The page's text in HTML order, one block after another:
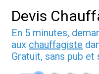
Devis
En 5 minutes,
aux chauffagiste
Gratuit, sans pub et